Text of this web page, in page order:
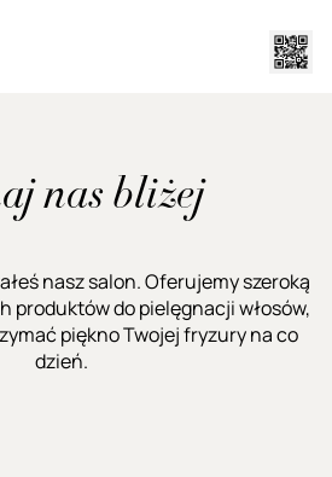
nas bliżej
nasz salon. Oferujemy szeroką
produktów do pielęgnacji włosów,
piękno Twojej fryzury na co
dzień.